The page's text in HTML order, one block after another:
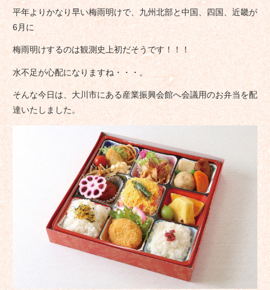
平年よりかなり早い梅雨明けで、九州北部と中国、四国、近畿が
6月に
梅雨明けするのは観測史上初だそうです！！！
水不足が心配になりますね・・・。
そんな今日は、大川市にある産業振興会館へ会議用のお弁当を配
達いたしました。